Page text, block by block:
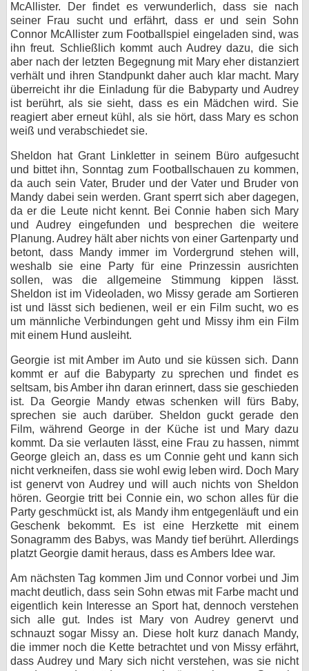
McAllister. Der findet es verwunderlich, dass sie nach
seiner Frau sucht und erfährt, dass er und sein Sohn
Connor McAllister zum Footballspiel eingeladen sind, was
ihn freut. Schließlich kommt auch Audrey dazu, die sich
aber nach der letzten Begegnung mit Mary eher distanziert
verhält und ihren Standpunkt daher auch klar macht. Mary
überreicht ihr die Einladung für die Babyparty und Audrey
ist berührt, als sie sieht, dass es ein Mädchen wird. Sie
reagiert aber erneut kühl, als sie hört, dass Mary es schon
weiß und verabschiedet sie.
Sheldon hat Grant Linkletter in seinem Büro aufgesucht
und bittet ihn, Sonntag zum Footballschauen zu kommen,
da auch sein Vater, Bruder und der Vater und Bruder von
Mandy dabei sein werden. Grant sperrt sich aber dagegen,
da er die Leute nicht kennt. Bei Connie haben sich Mary
und Audrey eingefunden und besprechen die weitere
Planung. Audrey hält aber nichts von einer Gartenparty und
betont, dass Mandy immer im Vordergrund stehen will,
weshalb sie eine Party für eine Prinzessin ausrichten
sollen, was die allgemeine Stimmung kippen lässt.
Sheldon ist im Videoladen, wo Missy gerade am Sortieren
ist und lässt sich bedienen, weil er ein Film sucht, wo es
um männliche Verbindungen geht und Missy ihm ein Film
mit einem Hund ausleiht.
Georgie ist mit Amber im Auto und sie küssen sich. Dann
kommt er auf die Babyparty zu sprechen und findet es
seltsam, bis Amber ihn daran erinnert, dass sie geschieden
ist. Da Georgie Mandy etwas schenken will fürs Baby,
sprechen sie auch darüber. Sheldon guckt gerade den
Film, während George in der Küche ist und Mary dazu
kommt. Da sie verlauten lässt, eine Frau zu hassen, nimmt
George gleich an, dass es um Connie geht und kann sich
nicht verkneifen, dass sie wohl ewig leben wird. Doch Mary
ist genervt von Audrey und will auch nichts von Sheldon
hören. Georgie tritt bei Connie ein, wo schon alles für die
Party geschmückt ist, als Mandy ihm entgegenläuft und ein
Geschenk bekommt. Es ist eine Herzkette mit einem
Sonagramm des Babys, was Mandy tief berührt. Allerdings
platzt Georgie damit heraus, dass es Ambers Idee war.
Am nächsten Tag kommen Jim und Connor vorbei und Jim
macht deutlich, dass sein Sohn etwas mit Farbe macht und
eigentlich kein Interesse an Sport hat, dennoch verstehen
sich alle gut. Indes ist Mary von Audrey genervt und
schnauzt sogar Missy an. Diese holt kurz danach Mandy,
die immer noch die Kette betrachtet und von Missy erfährt,
dass Audrey und Mary sich nicht verstehen, was sie nicht